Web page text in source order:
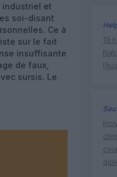
industriel et
soi-disant
Ce à
sur le fait
insuffisante
de faux,
sursis. Le
19